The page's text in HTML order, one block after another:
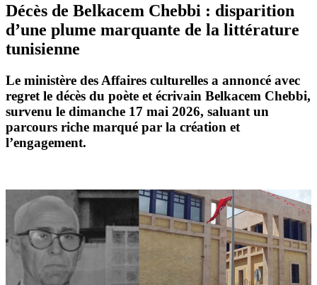
Décès de Belkacem Chebbi : disparition
d’une plume marquante de la littérature
tunisienne
Le ministère des Affaires culturelles a annoncé avec
regret le décès du poète et écrivain Belkacem Chebbi,
survenu le dimanche 17 mai 2026, saluant un
parcours riche marqué par la création et
l’engagement.